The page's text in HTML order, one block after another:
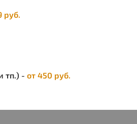
руб.
тп.) - от 450 руб.